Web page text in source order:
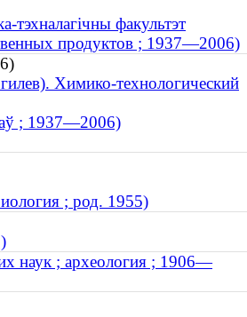
тэхналагічны факультэт
продуктов ; 1937—2006)
Химико-технологический
; 1937—2006)
; род. 1955)
наук ; археология ; 1906—